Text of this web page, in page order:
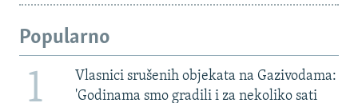
Popularno
1
Vlasnici srušenih objekata na Gazivodama:
'Godinama smo gradili i za nekoliko sati